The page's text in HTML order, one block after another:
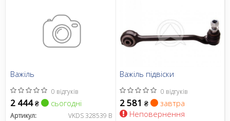
Важіль
0 відгуків
2 444₴ сьогодні
Артикул:
VKDS 328539 B
Важіль підвіски
0 відгуків
2 581 ₴
завтра
Неповернення